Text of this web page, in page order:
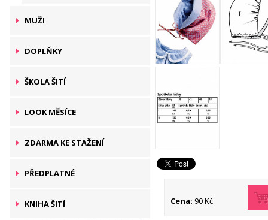
MUŽI
DOPLŇKY
ŠKOLA ŠITÍ
LOOK MĚSÍCE
ZDARMA KE STAŽENÍ
PŘEDPLATNÉ
KNIHA ŠITÍ Cena: 90 Kč